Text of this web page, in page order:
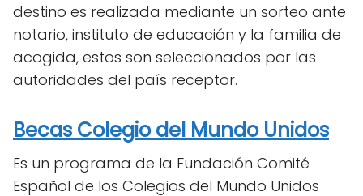
destino es realizada mediante un sorteo ante
notario, instituto de educación y la familia de
acogida, estos son seleccionados por las
autoridades del país receptor.
Becas Colegio del Mundo Unidos
Es un programa de la Fundación Comité
Español de los Colegios del Mundo Unidos